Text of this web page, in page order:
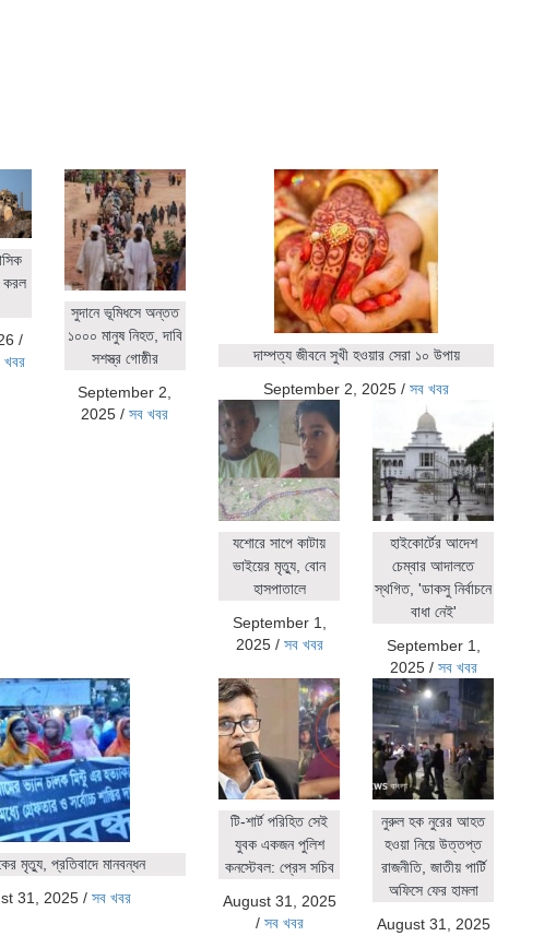
করল
/
খবর
সুদানে ভূমিধসে অন্তত
১০০০ মানুষ নিহত, দাবি
সশস্ত্র গোষ্ঠীর
September 2,
2025 /সব খবর
দাম্পত্য জীবনে সুখী হওয়ার সেরা ১০ উপায়
September 2, 2025 /সব খবর
যশোরে সাপে কাটায়
ভাইয়ের মৃত্যু, বোন
হাসপাতালে
September 1,
2025/ সব খবর
হাইকোর্টের আদেশ
চেম্বার আদালতে
স্থগিত, 'ডাকসু নির্বাচনে
বাধা নেই'
September 1,
2025/ সব খবর
মৃত্যু, প্রতিবাদে মানবন্ধন
31, 2025/ সব খবর
টি-শার্ট পরিহিত সেই
যুবক একজন পুলিশ
কনস্টেবল: প্রেস সচিব
August 31, 2025
/ সব খবর
নুরুল হক নুরের আহত
হওয়া নিয়ে উত্তপ্ত
রাজনীতি, জাতীয় পার্টি
অফিসে ফের হামলা
August 31, 2025